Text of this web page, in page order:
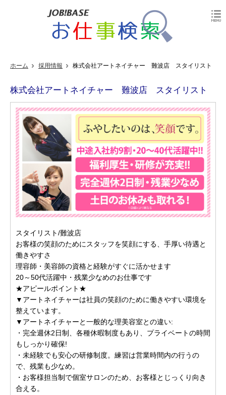
ホーム 採用情報 株式会社アートネイチャー 難波店 スタイリスト
株式会社アートネイチャー 難波店 スタイリスト
スタイリスト/難波店
お客様の笑顔のためにスタッフを笑顔にする、手厚い待遇と
働きやすさ
理容師・美容師の資格と経験がすぐに活かせます
20～50代活躍中・残業少なめのお仕事です
★アピールポイント★
▼アートネイチャーは社員の笑顔のために働きやすい環境を
整えています。
▼アートネイチャーと一般的な理美容室との違い:
・完全週休2日制、各種休暇制度もあり、プライベートの時間
もしっかり確保!
・未経験でも安心の研修制度。練習は営業時間内の行うの
で、残業も少なめ。
・お客様担当制で個室サロンのため、お客様とじっくり向き
合える。